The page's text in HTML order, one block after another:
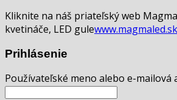
Kliknite na náš priateľský web
kvetináče, LED gulewww.magmaled.sk
Prihlásenie
Používateľské meno alebo e-mailová